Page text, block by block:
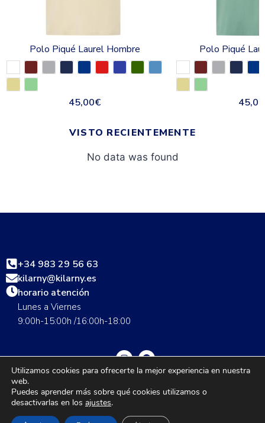
Polo Piqué Laurel Hombre
45,00€
Polo Piqué
45,00
VISTO RECIENTEMENTE
No data was found
+34 983 29 56 63
kilarny@kilarny.es
horario atención
Lunes a Viernes
9:00h-15:00h /16:00h-18:00
Guía de talla Envíos Cambios y devoluciones
Nuestras tiendas
Contáctanos
Utilizamos cookies para ofrecerte la mejor experiencia en nuestra
web.
Puedes aprender más sobre qué cookies utilizamos o
desactivarlas en los ajustes.